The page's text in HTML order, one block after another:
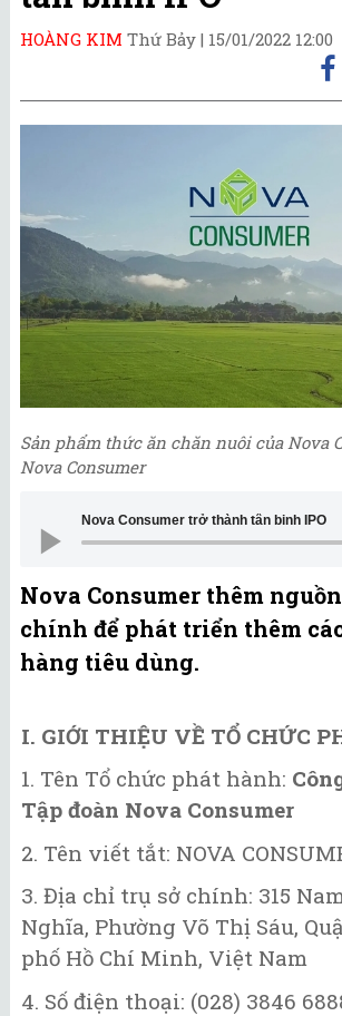
HOÀNG KIM Thứ Bảy | 15/01/2022 12:00
Sản phẩm thức ăn chăn nuôi của Nova
Nova Consumer
Nova Consumer trở thành tân binh IPO
Nova Consumer thêm
chính để phát triển thêm
hàng tiêu dùng.
I. GIỚI THIỆU VỀ TỔ CHỨC
1. Tên Tổ chức phát hành:
Tập đoàn Nova Consumer
2. Tên viết tắt: NOVA
3. Địa chỉ trụ sở chính: 315
Nghĩa, Phường Võ Thị Sáu,
phố Hồ Chí Minh, Việt Nam
4. Số điện thoại: (028) 3846